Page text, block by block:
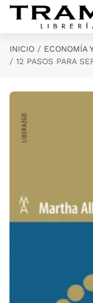
Saltar al contenido
INICIO
ECONOMÍA
12 PASOS PARA